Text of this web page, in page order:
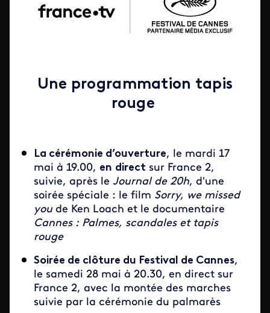
Une programmation tapis
rouge
La cérémonie d’ouverture, le mardi 17
mai à 19.00, en direct sur France 2,
suivie, après le Journal de 20h, d'une
soirée spéciale : le film Sorry, we missed
youde Ken Loach et le documentaire
Cannes : Palmes, scandales et tapis
rouge
Soirée de clôture du Festival de Cannes,
le samedi 28 mai à 20.30, en direct sur
France 2, avec la montée des marches
suivie par la cérémonie du palmarès